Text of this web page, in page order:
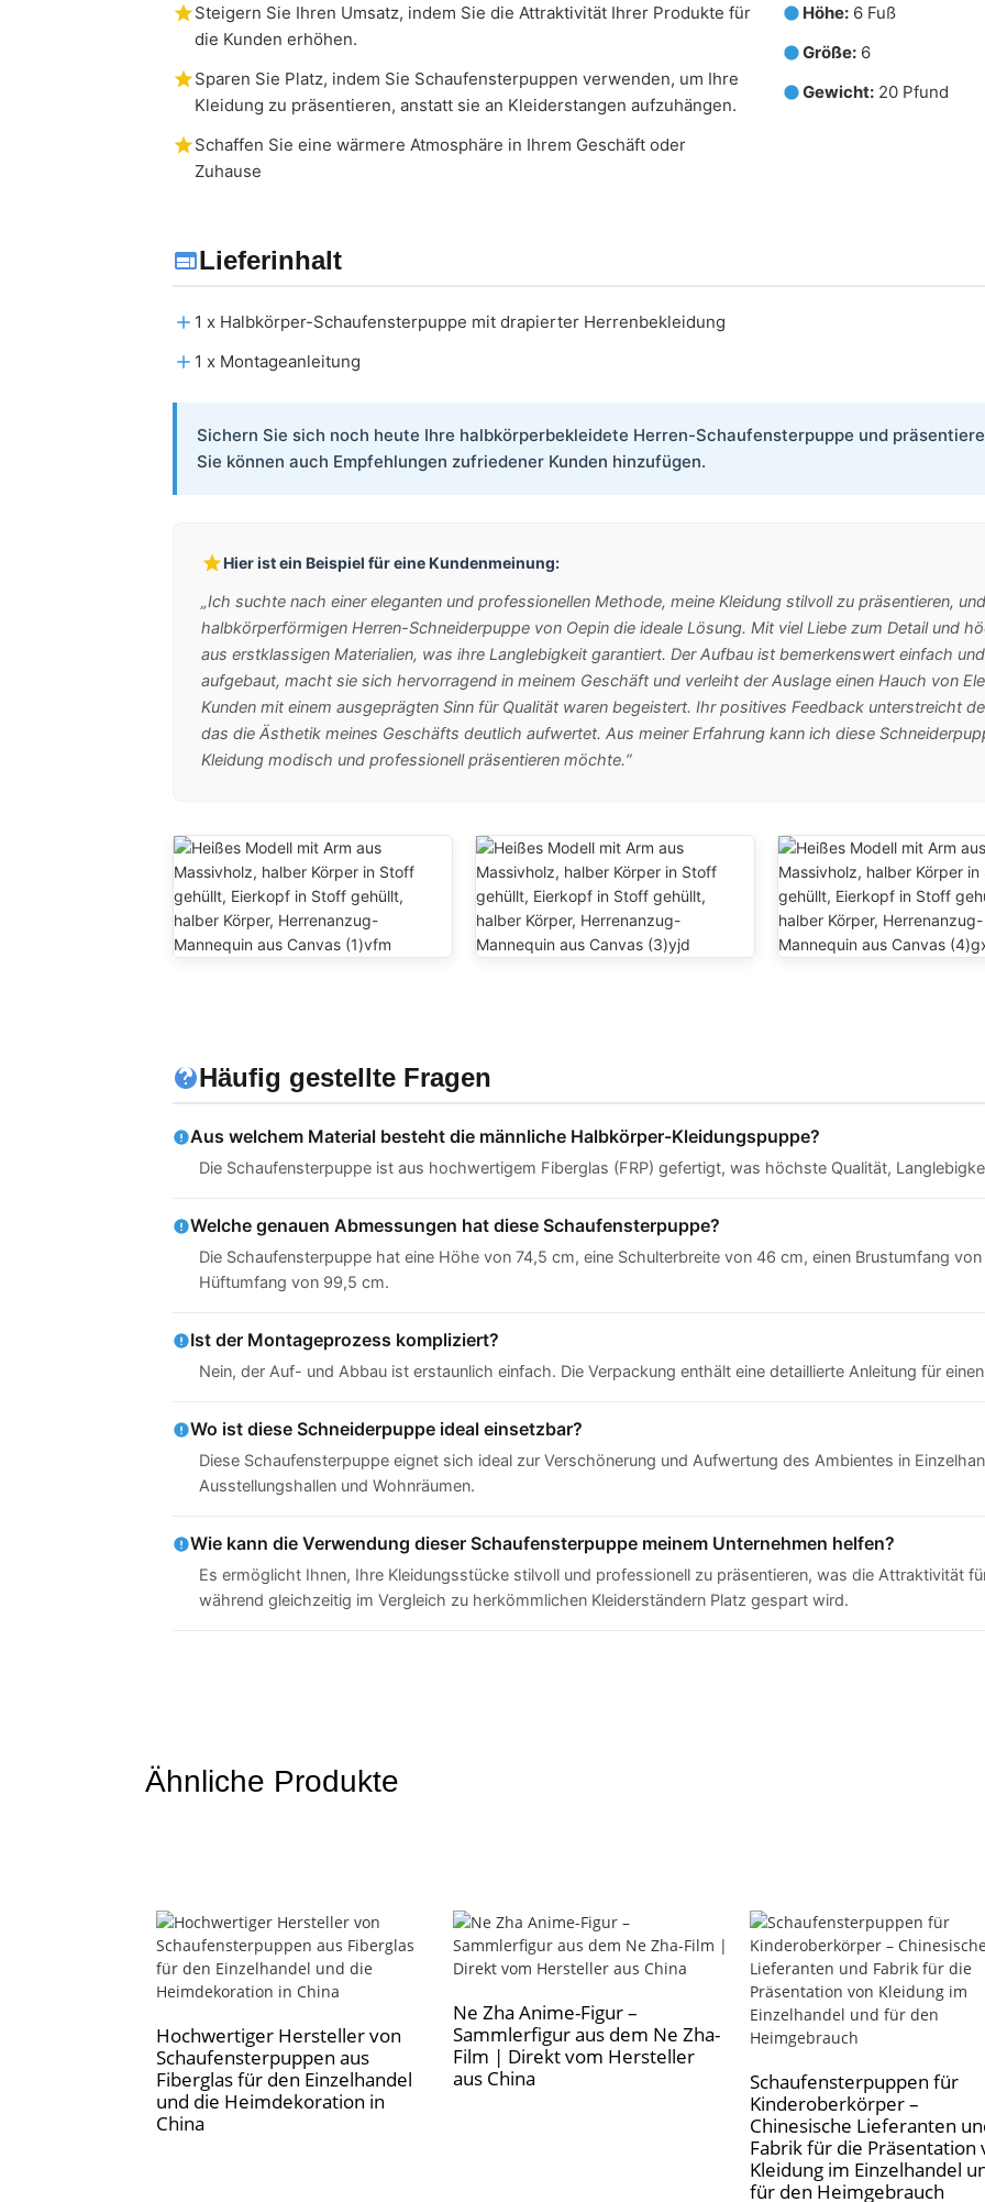
Steigern Sie Ihren Umsatz, indem Sie die Attraktivität Ihrer Produkte für
die Kunden erhöhen.
Sparen Sie Platz, indem Sie Schaufensterpuppen verwenden, um Ihre
Kleidung zu präsentieren, anstatt sie an Kleiderstangen aufzuhängen.
Schaffen Sie eine wärmere Atmosphäre in Ihrem Geschäft oder
Zuhause
Höhe:6 Fuß
Größe:6
Gewicht:20 Pfund
Lieferinhalt
1 x Halbkörper-Schaufensterpuppe mit drapierter Herrenbekleidung
1 x Montageanleitung
Sichern Sie sich noch heute Ihre halbkörperbekleidete Herren-Schaufensterpuppe und
Sie können auch Empfehlungen zufriedener Kunden hinzufügen.
Hier ist ein Beispiel für eine Kundenmeinung:
„Ich suchte nach einer eleganten und professionellen Methode, meine Kleidung stilvoll zu präsentieren,
halbkörperförmigen Herren-Schneiderpuppe von Oepin die ideale Lösung. Mit viel Liebe zum Detail und
aus erstklassigen Materialien, was ihre Langlebigkeit garantiert. Der Aufbau ist bemerkenswert einfach
aufgebaut, macht sie sich hervorragend in meinem Geschäft und verleiht der Auslage einen Hauch von
Kunden mit einem ausgeprägten Sinn für Qualität waren begeistert. Ihr positives Feedback unterstreicht
das die Ästhetik meines Geschäfts deutlich aufwertet. Aus meiner Erfahrung kann ich diese
Kleidung modisch und professionell präsentieren möchte.“
Häufig gestellte Fragen
Aus welchem ​​Material besteht die männliche Halbkörper-Kleidungspuppe?
Die Schaufensterpuppe ist aus hochwertigem Fiberglas (FRP) gefertigt, was höchste Qualität,
Welche genauen Abmessungen hat diese Schaufensterpuppe?
Die Schaufensterpuppe hat eine Höhe von 74,5 cm, eine Schulterbreite von 46 cm, einen Brustumfang
Hüftumfang von 99,5 cm.
Ist der Montageprozess kompliziert?
Nein, der Auf- und Abbau ist erstaunlich einfach. Die Verpackung enthält eine detaillierte Anleitung für
Wo ist diese Schneiderpuppe ideal einsetzbar?
Diese Schaufensterpuppe eignet sich ideal zur Verschönerung und Aufwertung des Ambientes in
Ausstellungshallen und Wohnräumen.
Wie kann die Verwendung dieser Schaufensterpuppe meinem Unternehmen helfen?
Es ermöglicht Ihnen, Ihre Kleidungsstücke stilvoll und professionell zu präsentieren, was die Attraktivität
während gleichzeitig im Vergleich zu herkömmlichen Kleiderständern Platz gespart wird.
Ähnliche Produkte
Hochwertiger Hersteller von
Schaufensterpuppen aus
Fiberglas für den Einzelhandel
und die Heimdekoration in
China
Ne Zha Anime-Figur –
Sammlerfigur aus dem Ne Zha-
Film | Direkt vom Hersteller
aus China
Schaufensterpuppen für
Kinderoberkörper –
Chinesische Lieferanten
Fabrik für die Präsentation
Kleidung im Einzelhandel
für den Heimgebrauch